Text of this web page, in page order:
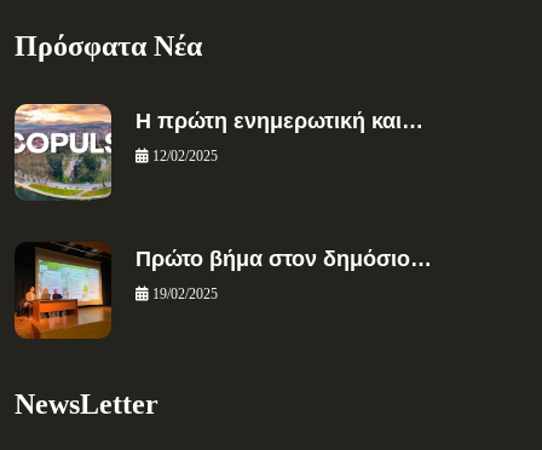
Πρόσφατα Νέα
Η πρώτη ενημερωτική και…
12/02/2025
Πρώτο βήμα στον δημόσιο…
19/02/2025
NewsLetter